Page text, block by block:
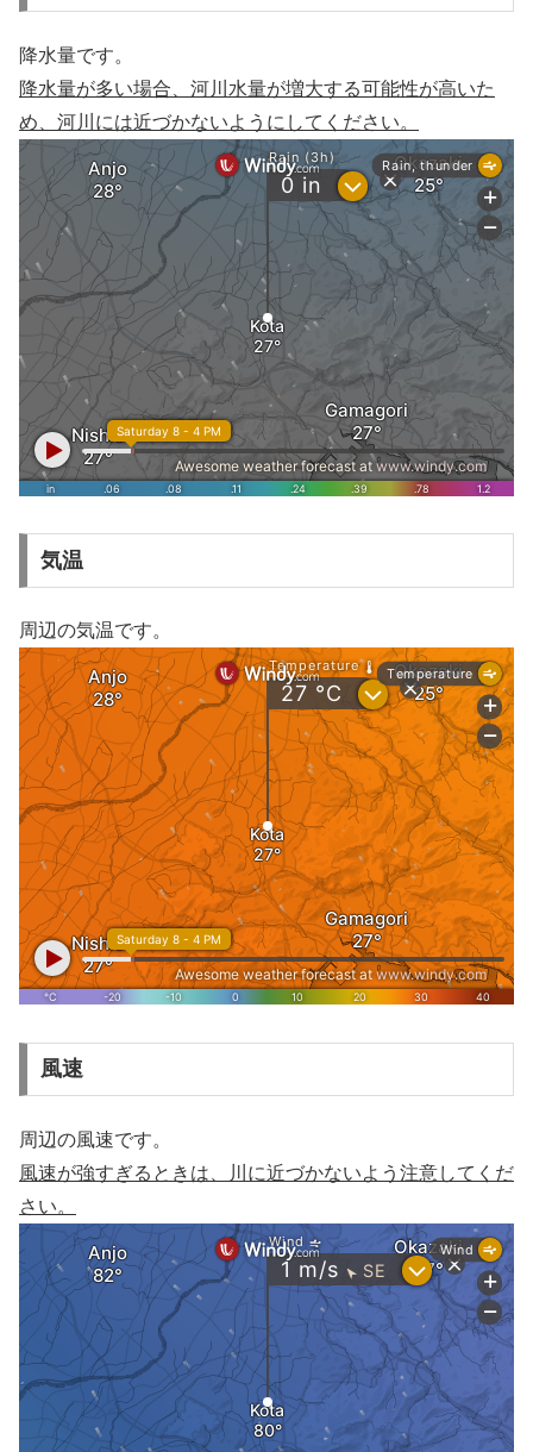
降水量です。
降水量が多い場合、河川水量が増大する可能性が高いた
め、河川には近づかないようにしてください。
気温
周辺の気温です。
風速
周辺の風速です。
風速が強すぎるときは、川に近づかないよう注意してくだ
さい。